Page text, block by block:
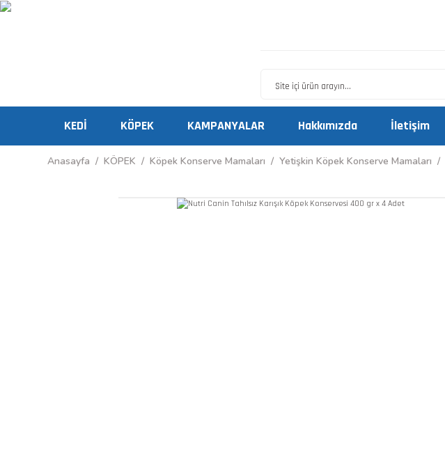
KEDİ KÖPEK KAMPANYALAR Hakkımızda İletişim
Anasayfa KÖPEK Köpek Konserve Mamaları Yetişkin Köpek Konserve Mamaları